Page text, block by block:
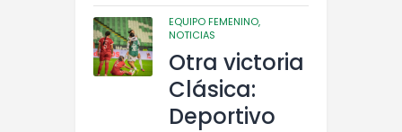
EQUIPO FEMENINO,
NOTICIAS
Otra victoria
Clásica:
Deportivo